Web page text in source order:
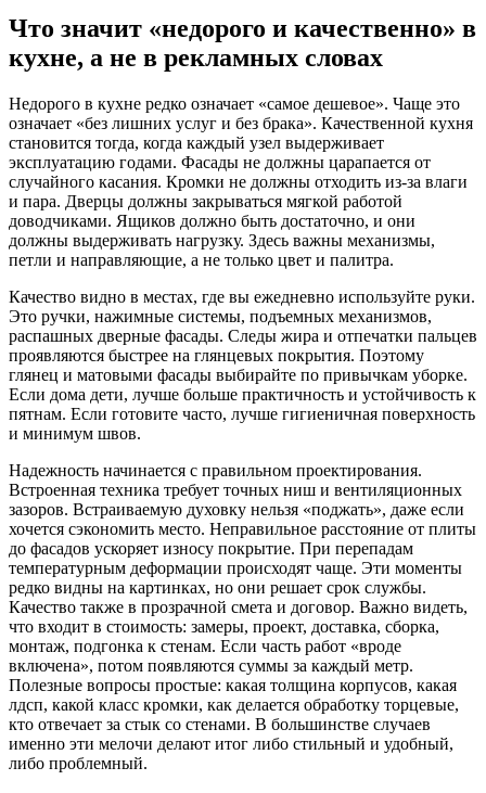
Что значит «недорого и качественно» в
кухне, а не в рекламных словах
Недорого в кухне редко означает «самое дешевое». Чаще это
означает «без лишних услуг и без брака». Качественной кухня
становится тогда, когда каждый узел выдерживает
эксплуатацию годами. Фасады не должны царапается от
случайного касания. Кромки не должны отходить из-за влаги
и пара. Дверцы должны закрываться мягкой работой
доводчиками. Ящиков должно быть достаточно, и они
должны выдерживать нагрузку. Здесь важны механизмы,
петли и направляющие, а не только цвет и палитра.
Качество видно в местах, где вы ежедневно используйте руки.
Это ручки, нажимные системы, подъемных механизмов,
распашных дверные фасады. Следы жира и отпечатки пальцев
проявляются быстрее на глянцевых покрытия. Поэтому
глянец и матовыми фасады выбирайте по привычкам уборке.
Если дома дети, лучше больше практичность и устойчивость к
пятнам. Если готовите часто, лучше гигиеничная поверхность
и минимум швов.
Надежность начинается с правильном проектирования.
Встроенная техника требует точных ниш и вентиляционных
зазоров. Встраиваемую духовку нельзя «поджать», даже если
хочется сэкономить место. Неправильное расстояние от плиты
до фасадов ускоряет износу покрытие. При перепадам
температурным деформации происходят чаще. Эти моменты
редко видны на картинках, но они решает срок службы.
Качество также в прозрачной смета и договор. Важно видеть,
что входит в стоимость: замеры, проект, доставка, сборка,
монтаж, подгонка к стенам. Если часть работ «вроде
включена», потом появляются суммы за каждый метр.
Полезные вопросы простые: какая толщина корпусов, какая
лдсп, какой класс кромки, как делается обработку торцевые,
кто отвечает за стык со стенами. В большинстве случаев
именно эти мелочи делают итог либо стильный и удобный,
либо проблемный.